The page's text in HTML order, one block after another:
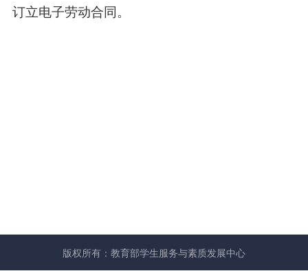
订立电子劳动合同。
版权所有： 教育部学生服务与素质发展中心